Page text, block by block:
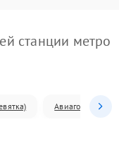
станции метро
Авиагородок